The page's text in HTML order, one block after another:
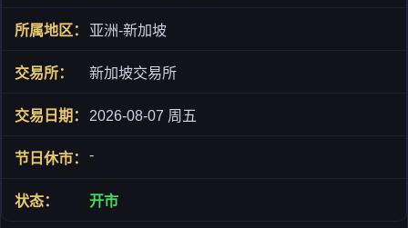
亚洲-新加坡
新加坡交易所
2026-08-07 周五
-
开市